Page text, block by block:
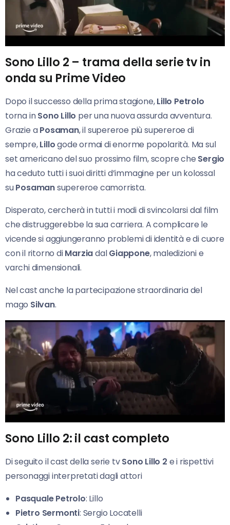
Sono Lillo 2 – trama della serie tv in
onda su Prime Video
Dopo il successo della prima stagione,Lillo Petrolo
torna inSono Lillo per una nuova assurda avventura.
Grazie aPosaman, il supereroe più supereroe di
sempre,Lillogode ormai di enorme popolarità. Ma sul
set americano del suo prossimo film, scopre che Sergio
ha ceduto tutti i suoi diritti d’immagine per un kolossal
suPosamansupereroe camorrista.
Disperato, cercherà in tutti i modi di svincolarsi dal film
che distruggerebbe la sua carriera. A complicare le
vicende si aggiungeranno problemi di identità e di cuore
con il ritorno diMarziadalGiappone, maledizioni e
varchi dimensionali.
Nel cast anche la partecipazione straordinaria del
mago Silvan.
Sono Lillo 2: il cast completo
Di seguito il cast della serie tvSono Lillo 2 e i rispettivi
personaggi interpretati dagli attori
Pasquale Petrolo: Lillo
Pietro Sermonti: Sergio Locatelli